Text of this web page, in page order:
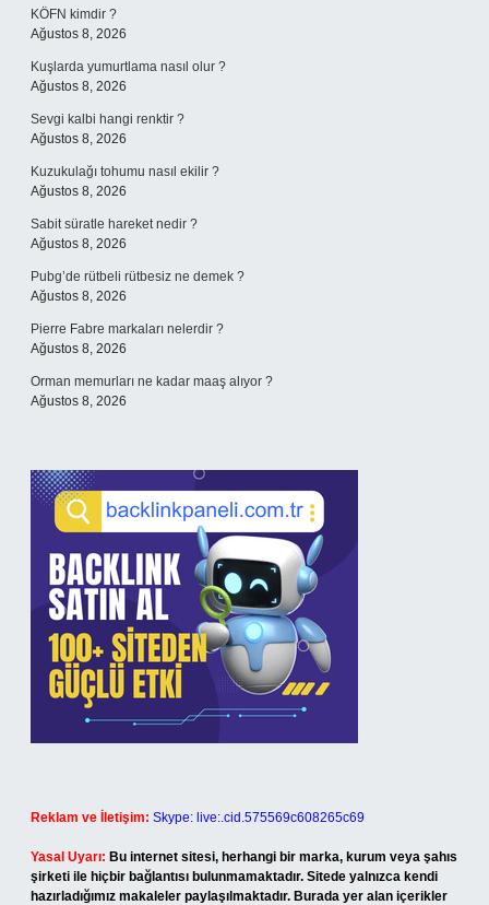
KÖFN kimdir ?
Ağustos 8, 2026
Kuşlarda yumurtlama nasıl olur ?
Ağustos 8, 2026
Sevgi kalbi hangi renktir ?
Ağustos 8, 2026
Kuzukulağı tohumu nasıl ekilir ?
Ağustos 8, 2026
Sabit süratle hareket nedir ?
Ağustos 8, 2026
Pubg’de rütbeli rütbesiz ne demek ?
Ağustos 8, 2026
Pierre Fabre markaları nelerdir ?
Ağustos 8, 2026
Orman memurları ne kadar maaş alıyor ?
Ağustos 8, 2026
Reklam ve İletişim: Skype: live:.cid.575569c608265c69
Yasal Uyarı: Bu internet sitesi, herhangi bir marka, kurum veya şahıs
şirketi ile hiçbir bağlantısı bulunmamaktadır. Sitede yalnızca kendi
hazırladığımız makaleler paylaşılmaktadır. Burada yer alan içerikler